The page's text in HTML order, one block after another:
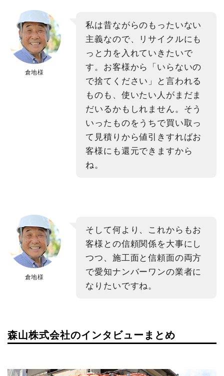
倉地様
私は昔ながらのもったいない
主義なので、リサイクルにも
っと力を入れていきたいで
す。お客様から「いらないの
で捨てください」と言われる
ものも、使いたい人がまだま
だいるかもしれません。そう
いったものをうちで買い取っ
て見積りから値引きすればお
客様にも還元できますから
ね。
倉地様
そして何より、これからもお
客様との信頼関係を大事にし
つつ、施工面と信頼面の両方
で愛知ナンバーワンの業者に
なりたいですね。
森山株式会社のインタビューまとめ